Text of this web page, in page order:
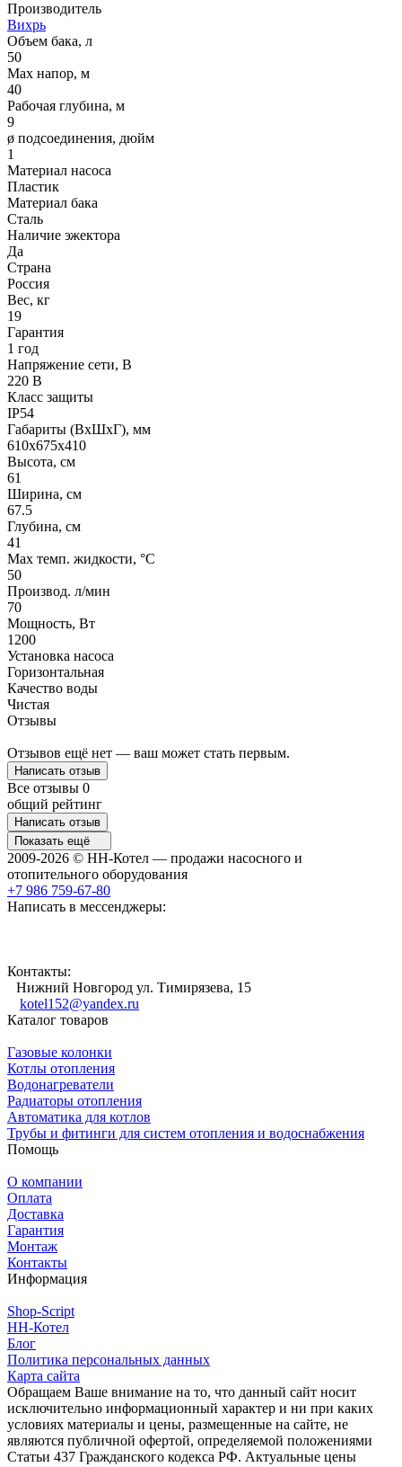
Производитель
Вихрь
Объем бака, л
50
Max напор, м
40
Рабочая глубина, м
9
ø подсоединения, дюйм
1
Материал насоса
Пластик
Материал бака
Сталь
Наличие эжектора
Да
Страна
Россия
Вес, кг
19
Гарантия
1 год
Напряжение сети, В
220 В
Класс защиты
IP54
Габариты (ВхШхГ), мм
610х675х410
Высота, см
61
Ширина, см
67.5
Глубина, см
41
Max темп. жидкости, °С
50
Производ. л/мин
70
Мощность, Вт
1200
Установка насоса
Горизонтальная
Качество воды
Чистая
Отзывы
Отзывов ещё нет — ваш может стать первым.
Написать отзыв
Все отзывы 0
общий рейтинг
Написать отзыв
Показать ещё
2009-2026 © НН-Котел — продажи насосного и
отопительного оборудования
+7 986 759-67-80
Написать в мессенджеры:
Контакты:
Нижний Новгород ул. Тимирязева, 15
kotel152@yandex.ru
Каталог товаров
Газовые колонки
Котлы отопления
Водонагреватели
Радиаторы отопления
Автоматика для котлов
Трубы и фитинги для систем отопления и водоснабжения
Помощь
О компании
Оплата
Доставка
Гарантия
Монтаж
Контакты
Информация
Shop-Script
НН-Котел
Блог
Политика персональных данных
Карта сайта
Обращаем Ваше внимание на то, что данный сайт носит
исключительно информационный характер и ни при каких
условиях материалы и цены, размещенные на сайте, не
являются публичной офертой, определяемой положениями
Статьи 437 Гражданского кодекса РФ. Актуальные цены